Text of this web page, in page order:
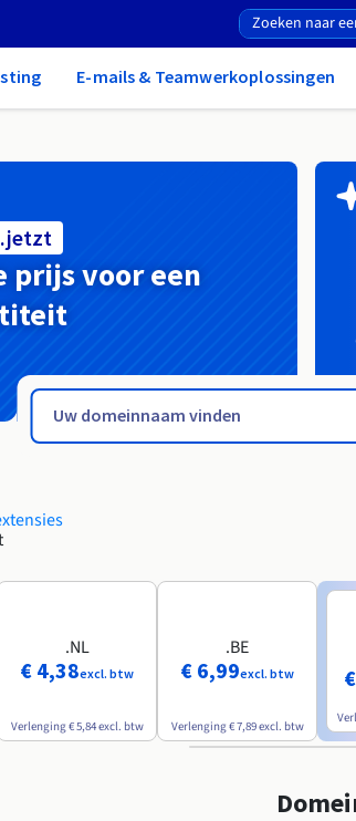
E-mails & Teamwerkoplossingen
.jetzt
prijs voor een
.NL
€ 4,38excl. btw
Verlenging € 5,84excl. btw
.BE
€ 6,99excl. btw
Verlenging € 7,89excl. btw